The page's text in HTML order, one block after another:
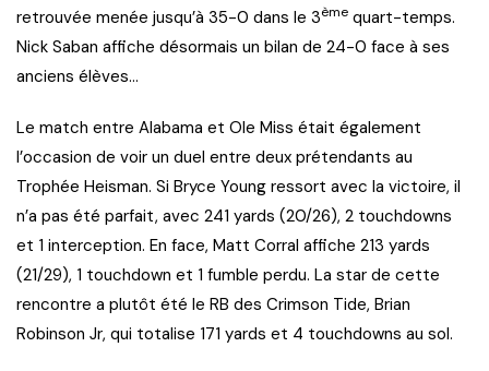
retrouvée menée jusqu’à 35-0 dans le 3ème quart-temps.
Nick Saban affiche désormais un bilan de 24-0 face à ses
anciens élèves…
Le match entre Alabama et Ole Miss était également
l’occasion de voir un duel entre deux prétendants au
Trophée Heisman. Si Bryce Young ressort avec la victoire, il
n’a pas été parfait, avec 241 yards (20/26), 2 touchdowns
et 1 interception. En face, Matt Corral affiche 213 yards
(21/29), 1 touchdown et 1 fumble perdu. La star de cette
rencontre a plutôt été le RB des Crimson Tide, Brian
Robinson Jr, qui totalise 171 yards et 4 touchdowns au sol.